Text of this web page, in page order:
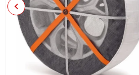
Previous